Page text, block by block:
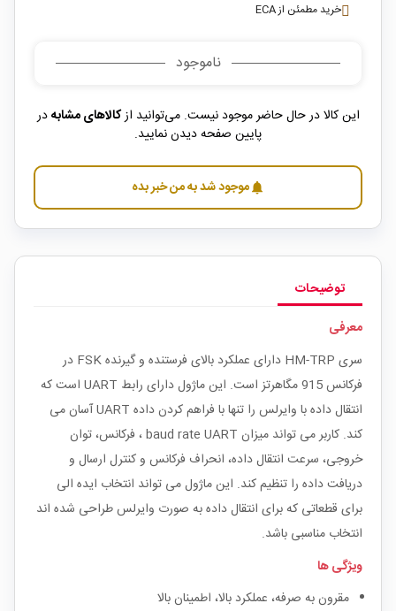
خرید مطمئن از ECA
ناموجود
این کالا در حال حاضر موجود نیست. می‌توانید ازکالاهای مشابهدر
پایین صفحه دیدن نمایید.
notificationsموجود شد به من خبر بده
توضیحات
معرفی
سری HM-TRP دارای عملکرد بالای فرستنده و گیرنده FSK در
فرکانس 915 مگاهرتز است. این ماژول دارای رابط UART است که
انتقال داده با وایرلس را تنها با فراهم کردن داده UART آسان می
کند. کاربر می تواند میزان baud rate UART ، فرکانس، توان
خروجی، سرعت انتقال داده، انحراف فرکانس و کنترل ارسال و
دریافت داده را تنظیم کند. این ماژول می تواند انتخاب ایده الی
برای قطعاتی که برای انتقال داده به صورت وایرلس طراحی شده اند
انتخاب مناسبی باشد.
ویژگی ها
مقرون به صرفه، عملکرد بالا، اطمینان بالا